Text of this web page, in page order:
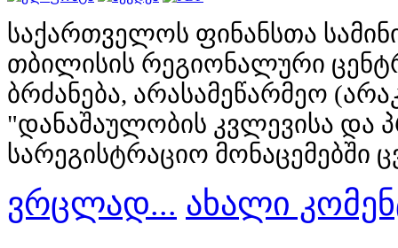
საქართველოს ფინანსთა
თბილისის რეგიონალური
ბრძანება, არასამეწარმეო
"დანაშაულობის კვლევისა და
სარეგისტრაციო მონაცემებში
ვრცლად... ახალი